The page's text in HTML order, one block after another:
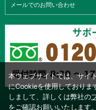
メールでのお問い合わせ
本ウェブサイトでは、サイ
にCookieを使用しておりま
しまして、詳しくは弊社の
をご確認お願いいたします。